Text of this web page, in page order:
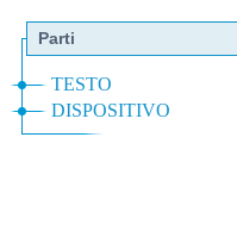
Parti
TESTO
DISPOSITIVO